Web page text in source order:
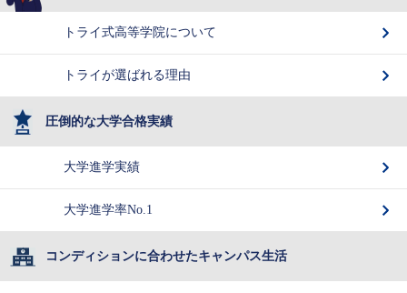
トライ式高等学院について
トライが選ばれる理由
圧倒的な大学合格実績
大学進学実績
大学進学率No.1
コンディションに合わせたキャンパス生活